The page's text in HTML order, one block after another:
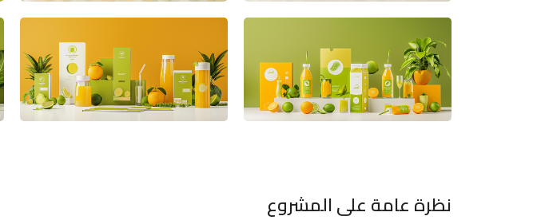
نظرة عامة على المشروع